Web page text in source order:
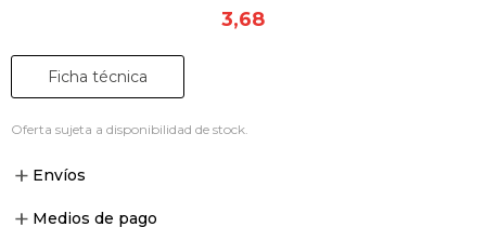
3,68
Ficha técnica
Oferta sujeta a disponibilidad de stock.
Envíos
Medios de pago